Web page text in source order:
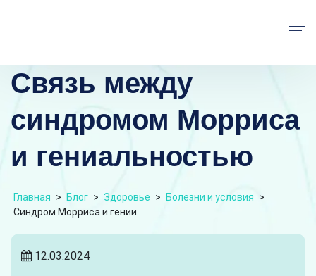
Связь между
синдромом Морриса
и гениальностью
Главная > Блог > Здоровье > Болезни и условия >
Синдром Морриса и гении
12.03.2024